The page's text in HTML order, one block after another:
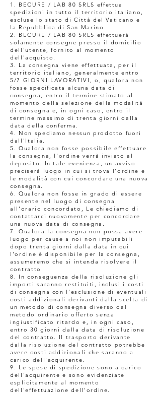
1. BECURE / LAB 80 SRLS effettua
spedizioni in tutto il territorio italiano,
escluse lo stato di Città del Vaticano e
la Repubblica di San Marino.
2. BECURE / LAB 80 SRLS effettuerà
solamente consegne presso il domicilio
dell'utente, fornito al momento
dell'acquisto.
3. La consegna viene effettuata, per il
territorio italiano, generalmente entro
5/7 GIORNI LAVORATIVI, o, qualora non
fosse specificata alcuna data di
consegna, entro il termine stimato al
momento della selezione della modalità
di consegna e, in ogni caso, entro il
termine massimo di trenta giorni dalla
data della conferma.
4. Non spediamo nessun prodotto fuori
dall'Italia.
5. Qualora non fosse possibile effettuare
la consegna, l'ordine verrà inviato al
deposito. In tale evenienza, un avviso
preciserà luogo in cui si trova l'ordine e
le modalità con cui concordare una nuova
consegna.
6. Qualora non fosse in grado di essere
presente nel luogo di consegna
all'orario concordato, Le chiediamo di
contattarci nuovamente per concordare
una nuova data di consegna.
7. Qualora la consegna non possa avere
luogo per cause a noi non imputabili
dopo trenta giorni dalla data in cui
l'ordine è disponibile per la consegna,
assumeremo che si intenda risolvere il
contratto.
8. In conseguenza della risoluzione gli
importi saranno restituiti, inclusi i costi
di consegna con l'esclusione di eventuali
costi addizionali derivanti dalla scelta di
un metodo di consegna diverso dal
metodo ordinario offerto senza
ingiustificato ritardo e, in ogni caso,
entro 30 giorni dalla data di risoluzione
del contratto. Il trasporto derivante
dalla risoluzione del contratto potrebbe
avere costi addizionali che saranno a
carico dell'acquirente.
9. Le spese di spedizione sono a carico
dell'acquirente e sono evidenziate
esplicitamente al momento
dell'effettuazione dell'ordine.